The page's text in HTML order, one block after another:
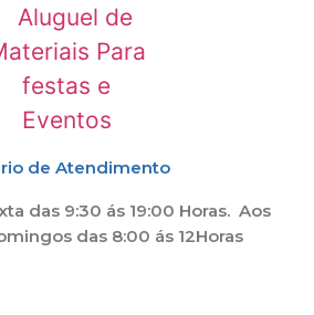
de Atendimento
das 9:30 ás 19:00 Horas. Aos
das 8:00 ás 12Horas